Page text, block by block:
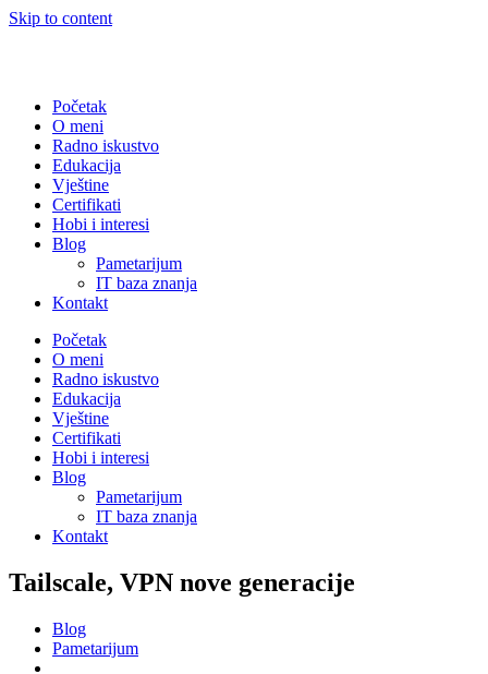
Skip to content
Početak
O meni
Radno iskustvo
Edukacija
Vještine
Certifikati
Hobi i interesi
Blog
Pametarijum
IT baza znanja
Kontakt
Početak
O meni
Radno iskustvo
Edukacija
Vještine
Certifikati
Hobi i interesi
Blog
Pametarijum
IT baza znanja
Kontakt
Tailscale, VPN nove generacije
Blog
Pametarijum